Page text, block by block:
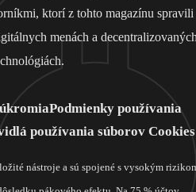
ktorí z tohto magazínu spravili
menách a
Podmienky používania
používania súborov Cookies
nástroje a sú spojené s vysokým